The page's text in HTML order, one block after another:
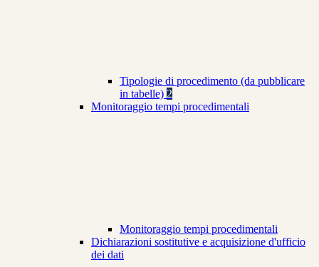
Tipologie di procedimento (da pubblicare
in tabelle) 2
Monitoraggio tempi procedimentali
Monitoraggio tempi procedimentali
Dichiarazioni sostitutive e acquisizione d'ufficio
dei dati